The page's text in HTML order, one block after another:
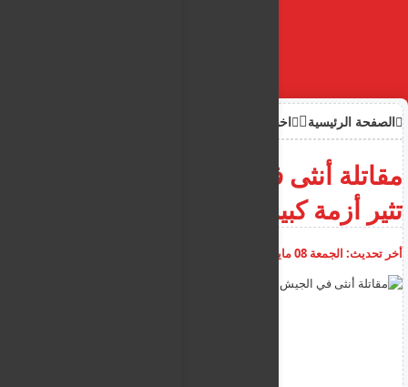
الصفحة الرئيسية اخبار
مقاتلة أنثى في الجيش الإسرائيلي
تثير أزمة كبيرة في جنوب لبنان
أخر تحديث: الجمعة 08 مايو 2026